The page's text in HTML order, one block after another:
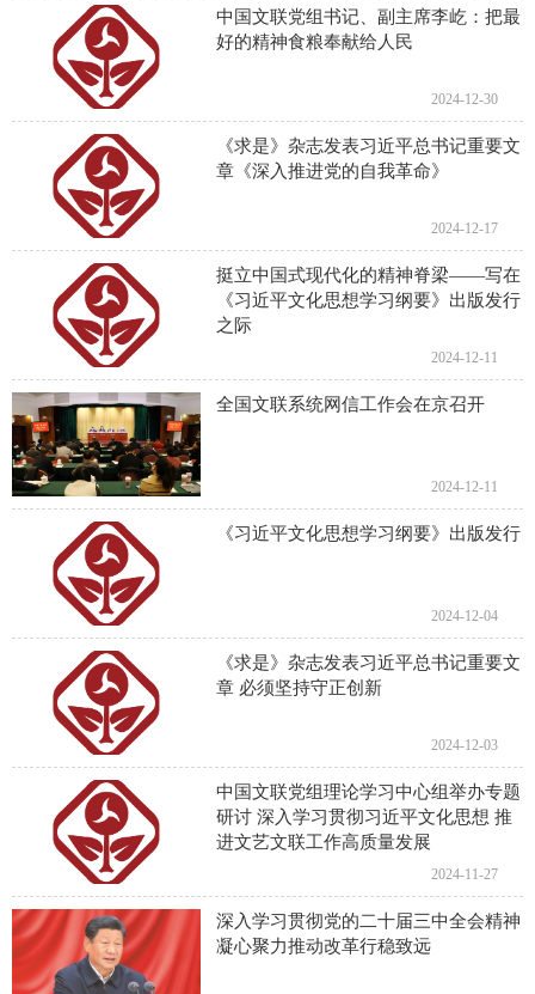
中国文联党组书记、副主席李屹：把最
好的精神食粮奉献给人民
2024-12-30
《求是》杂志发表习近平总书记重要文
章《深入推进党的自我革命》
2024-12-17
挺立中国式现代化的精神脊梁——写在
《习近平文化思想学习纲要》出版发行
之际
2024-12-11
全国文联系统网信工作会在京召开
2024-12-11
《习近平文化思想学习纲要》出版发行
2024-12-04
《求是》杂志发表习近平总书记重要文
章 必须坚持守正创新
2024-12-03
中国文联党组理论学习中心组举办专题
研讨 深入学习贯彻习近平文化思想 推
进文艺文联工作高质量发展
2024-11-27
深入学习贯彻党的二十届三中全会精神
凝心聚力推动改革行稳致远